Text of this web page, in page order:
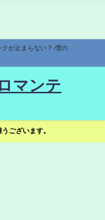
が止まらない？-僕の
マンテ
ございます。